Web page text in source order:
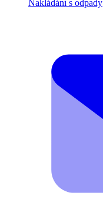
Nakládání s odpady